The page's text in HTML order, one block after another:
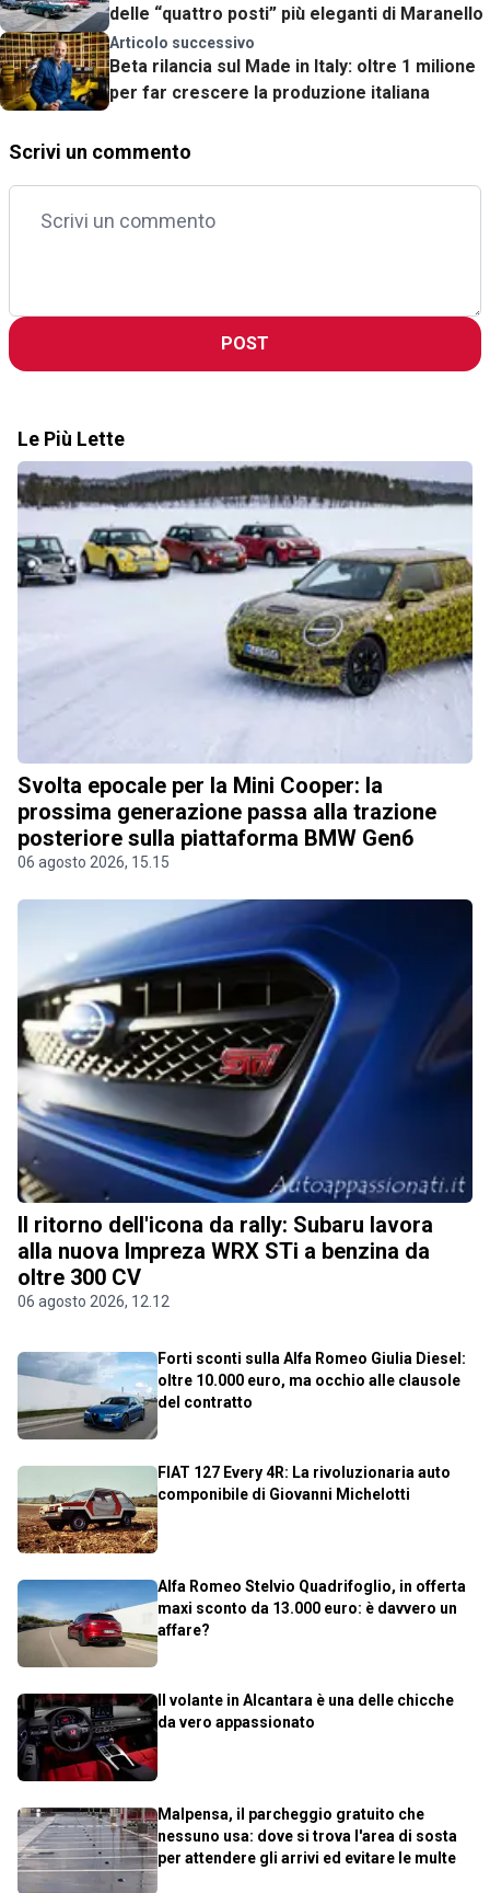
delle “quattro posti” più eleganti di Maranello
Articolo successivo
Beta rilancia sul Made in Italy: oltre 1 milione
per far crescere la produzione italiana
Scrivi un commento
POST
Le Più Lette
Svolta epocale per la Mini Cooper: la
prossima generazione passa alla trazione
posteriore sulla piattaforma BMW Gen6
06 agosto 2026, 15.15
Il ritorno dell'icona da rally: Subaru lavora
alla nuova Impreza WRX STi a benzina da
oltre 300 CV
06 agosto 2026, 12.12
Forti sconti sulla Alfa Romeo Giulia Diesel:
oltre 10.000 euro, ma occhio alle clausole
del contratto
FIAT 127 Every 4R: La rivoluzionaria auto
componibile di Giovanni Michelotti
Alfa Romeo Stelvio Quadrifoglio, in offerta
maxi sconto da 13.000 euro: è davvero un
affare?
Il volante in Alcantara è una delle chicche
da vero appassionato
Malpensa, il parcheggio gratuito che
nessuno usa: dove si trova l'area di sosta
per attendere gli arrivi ed evitare le multe